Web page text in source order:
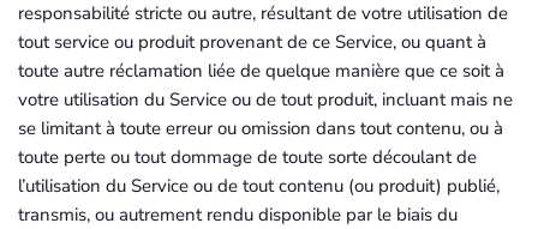
responsabilité stricte ou autre, résultant de votre utilisation de
tout service ou produit provenant de ce Service, ou quant à
toute autre réclamation liée de quelque manière que ce soit à
votre utilisation du Service ou de tout produit, incluant mais ne
se limitant à toute erreur ou omission dans tout contenu, ou à
toute perte ou tout dommage de toute sorte découlant de
l’utilisation du Service ou de tout contenu (ou produit) publié,
transmis, ou autrement rendu disponible par le biais du